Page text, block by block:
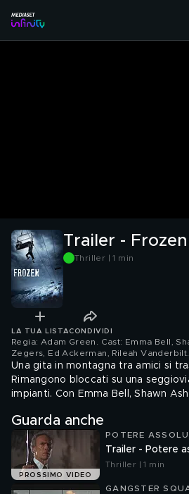
Trailer -
Thriller | 1 min
LA TUA LISTACONDIVIDI
Regia: Adam Green. Cast: Emma Bell,
Zegers, Ed Ackerman, Rileah Vanderbilt
Una gita in montagna tra amici si
Rimangono bloccati su una
impianti. Con Emma Bell, Shawn
Guarda anche
PROSSIMO VIDEO
POTERE
Trailer - Potere
Thriller | 1 min
GANGSTER